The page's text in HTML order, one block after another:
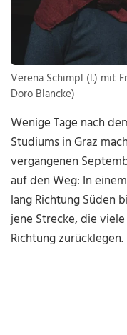
Verena Schimpl (l.) mit
Doro Blancke)
Wenige Tage nach
Studiums in Graz
vergangenen
auf den Weg: In
lang Richtung Süden
jene Strecke, die
Richtung zurücklegen.